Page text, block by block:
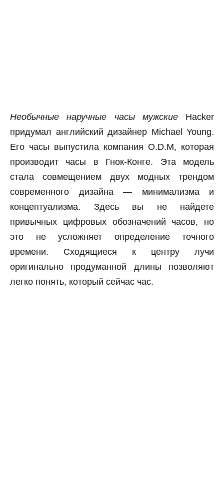
Необычные наручные часы мужскиеHacker
придумал английский дизайнер Michael Young.
Его часы выпустила компания O.D.M, которая
производит часы в Гнок-Конге. Эта модель
стала совмещением двух модных трендом
современного дизайна — минимализма и
концептуализма. Здесь вы не найдете
привычных цифровых обозначений часов, но
это не усложняет определение точного
времени. Сходящиеся к центру лучи
оригинально продуманной длины позволяют
легко понять, который сейчас час.